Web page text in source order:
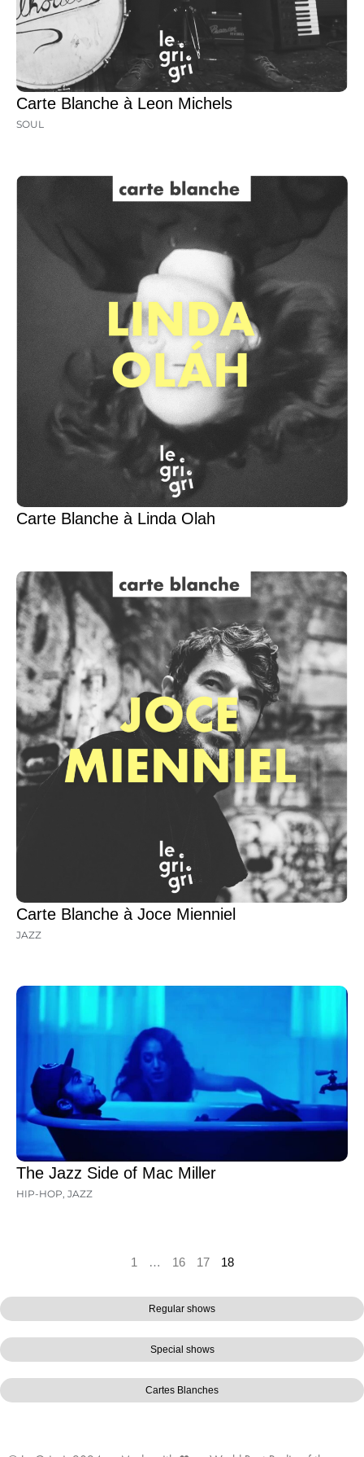
Regular shows
Special shows
Cartes Blanches
Carte Blanche à Leon Michels
SOUL
Carte Blanche à Linda Olah
Carte Blanche à Joce Mienniel
JAZZ
The Jazz Side of Mac Miller
HIP-HOP JAZZ
1 … 16 17 18